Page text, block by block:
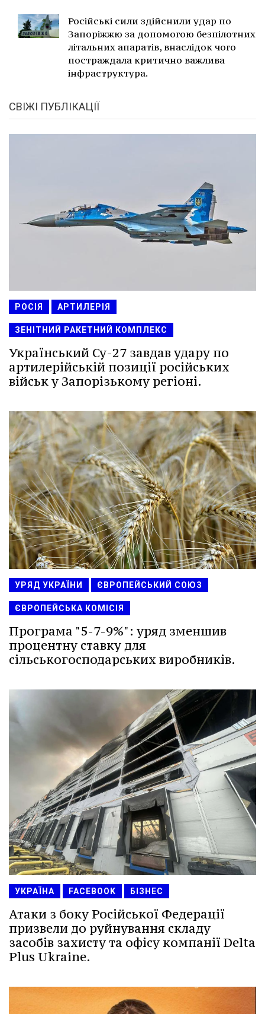
Російські сили здійснили удар по
Запоріжжю за допомогою безпілотних
літальних апаратів, внаслідок чого
постраждала критично важлива
інфраструктура.
СВІЖІ ПУБЛІКАЦІЇ
РОСІЯ АРТИЛЕРІЯ
ЗЕНІТНИЙ РАКЕТНИЙ КОМПЛЕКС
Український Су-27 завдав удару по
артилерійській позиції російських
військ у Запорізькому регіоні.
УРЯД УКРАЇНИ ЄВРОПЕЙСЬКИЙ СОЮЗ
ЄВРОПЕЙСЬКА КОМІСІЯ
Програма "5-7-9%": уряд зменшив
процентну ставку для
сільськогосподарських виробників.
УКРАЇНА FACEBOOK БІЗНЕС
Атаки з боку Російської Федерації
призвели до руйнування складу
засобів захисту та офісу компанії Delta
Plus Ukraine.